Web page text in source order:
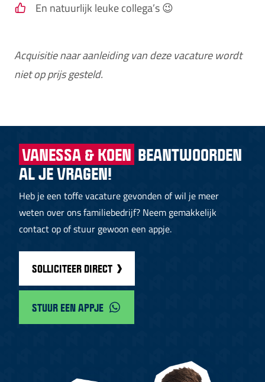
En natuurlijk leuke collega’s 😉
Acquisitie naar aanleiding van deze vacature wordt
niet op prijs gesteld.
VANESSA & KOEN BEANTWOORDEN
AL JE VRAGEN!
Heb je een toffe vacature gevonden of wil je meer
weten over ons familiebedrijf? Neem gemakkelijk
contact op of stuur gewoon een appje.
SOLLICITEER DIRECT
STUUR EEN APPJE